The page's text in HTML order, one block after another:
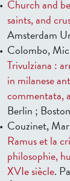
Church and
saints, and
Amsterdam
Colombo,
Trivulziana :
in milanese
commentata,
Berlin ;
Couzinet,
Ramus et la
philosophie,
XVIe siècle.